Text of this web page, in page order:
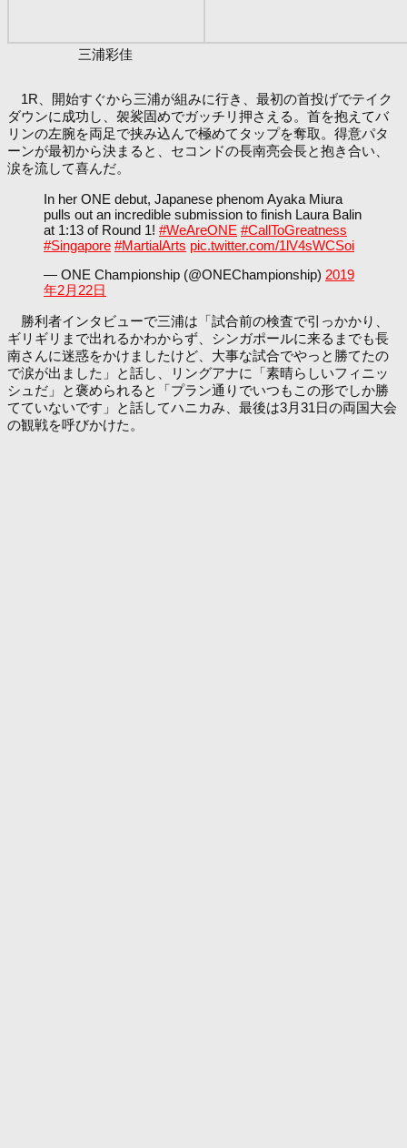
三浦彩佳
1R、開始すぐから三浦が組みに行き、最初の首投げでテイク
ダウンに成功し、袈裟固めでガッチリ押さえる。首を抱えてバ
リンの左腕を両足で挟み込んで極めてタップを奪取。得意パタ
ーンが最初から決まると、セコンドの長南亮会長と抱き合い、
涙を流して喜んだ。
In her ONE debut, Japanese phenom Ayaka Miura
pulls out an incredible submission to finish Laura Balin
at 1:13 of Round 1! #WeAreONE #CallToGreatness
#Singapore #MartialArts pic.twitter.com/1lV4sWCSoi
— ONE Championship (@ONEChampionship) 2019
年2月22日
勝利者インタビューで三浦は「試合前の検査で引っかかり、
ギリギリまで出れるかわからず、シンガポールに来るまでも長
南さんに迷惑をかけましたけど、大事な試合でやっと勝てたの
で涙が出ました」と話し、リングアナに「素晴らしいフィニッ
シュだ」と褒められると「プラン通りでいつもこの形でしか勝
てていないです」と話してハニカみ、最後は3月31日の両国大会
の観戦を呼びかけた。